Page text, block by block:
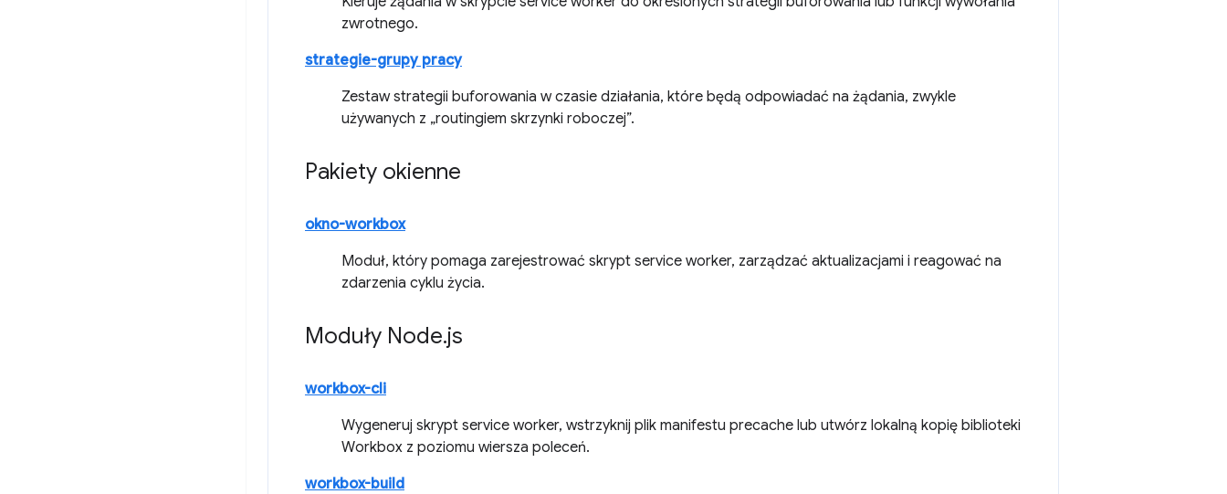
zwrotnego.
strategie-grupy pracy
Zestaw strategii buforowania w czasie działania, które będą odpowiadać na żądania, zwykle
używanych z „routingiem skrzynki roboczej”.
Pakiety okienne
okno-workbox
Moduł, który pomaga zarejestrować skrypt service worker, zarządzać aktualizacjami i reagować na
zdarzenia cyklu życia.
Moduły Node.js
workbox-cli
Wygeneruj skrypt service worker, wstrzyknij plik manifestu precache lub utwórz lokalną kopię biblioteki
Workbox z poziomu wiersza poleceń.
workbox-build